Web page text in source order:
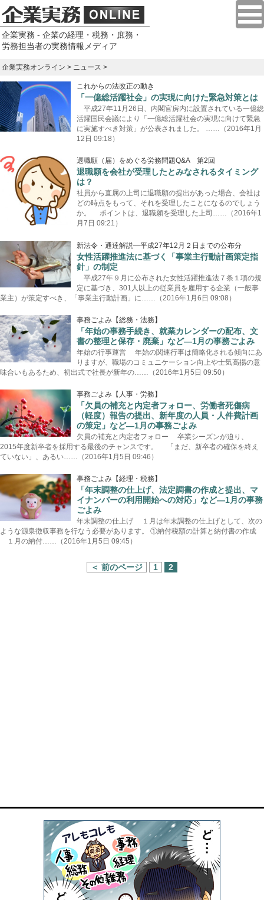
企業実務 - 企業の経理・税務・庶務・
労務担当者の実務情報メディア
企業実務オンライン > ニュース >
これからの法改正の動き
「一億総活躍社会」の実現に向けた緊急対策とは
平成27年11月26日、内閣官房内に設置されている一億総
活躍国民会議により「一億総活躍社会の実現に向けて緊急
に実施すべき対策」が公表されました。 ……（2016年1月
12日 09:18）
退職願（届）をめぐる労務問題Q&A 第2回
退職願を会社が受理したとみなされるタイミング
は？
社員から直属の上司に退職願の提出があった場合、会社は
どの時点をもって、それを受理したことになるのでしょう
か。 ポイントは、退職願を受理した上司……（2016年1
月7日 09:21）
新法令・通達解説―平成27年12月２日までの公布分
女性活躍推進法に基づく「事業主行動計画策定指
針」の制定
平成27年９月に公布された女性活躍推進法７条１項の規
定に基づき、301人以上の従業員を雇用する企業（一般事
業主）が策定すべき、「事業主行動計画」に……（2016年1月6日 09:08）
事務ごよみ【総務・法務】
「年始の事務手続き、就業カレンダーの配布、文
書の整理と保存・廃棄」など―1月の事務ごよみ
年始の行事運営 年始の関連行事は簡略化される傾向にあ
りますが、職場のコミュニケーション向上や士気高揚の意
味合いもあるため、初出式で社長が新年の……（2016年1月5日 09:50）
事務ごよみ【人事・労務】
「欠員の補充と内定者フォロー、労働者死傷病
（軽度）報告の提出、新年度の人員・人件費計画
の策定」など―1月の事務ごよみ
欠員の補充と内定者フォロー 卒業シーズンが迫り、
2015年度新卒者を採用する最後のチャンスです。 「まだ、新卒者の確保を終え
ていない」、あるい……（2016年1月5日 09:46）
事務ごよみ【経理・税務】
「年末調整の仕上げ、法定調書の作成と提出、マ
イナンバーの利用開始への対応」など―1月の事務
ごよみ
年末調整の仕上げ １月は年末調整の仕上げとして、次の
ような源泉徴収事務を行なう必要があります。 ①納付税額の計算と納付書の作成
１月の納付……（2016年1月5日 09:45）
＜ 前のページ 1 2